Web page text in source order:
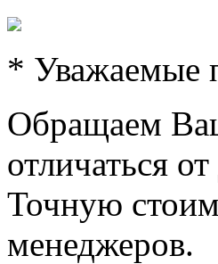
* Уважаемые
Обращаем
отличаться
Точную
менеджеров.